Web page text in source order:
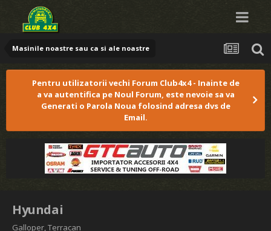
Masinile noastre sau ca si ale noastre
Pentru utilizatorii vechi Forum Club4x4 - Inainte de
a va autentifica pe Noul Forum, este nevoie sa va
Generati o Parola Noua folosind adresa dvs de
Email.
Hyundai
Galloper, Terracan